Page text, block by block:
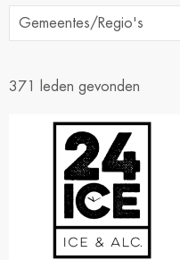
371 leden gevonden